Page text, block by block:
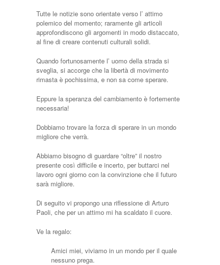
Tutte le notizie sono orientate verso l’ attimo
polemico del momento; raramente gli articoli
approfondiscono gli argomenti in modo distaccato,
al fine di creare contenuti culturali solidi.
Quando fortunosamente l’ uomo della strada si
sveglia, si accorge che la libertà di movimento
rimasta è pochissima, e non sa come sperare.
Eppure la speranza del cambiamento è fortemente
necessaria!
Dobbiamo trovare la forza di sperare in un mondo
migliore che verrà.
Abbiamo bisogno di guardare “oltre” il nostro
presente così difficile e incerto, per buttarci nel
lavoro ogni giorno con la convinzione che il futuro
sarà migliore.
Di seguito vi propongo una riflessione di Arturo
Paoli, che per un attimo mi ha scaldato il cuore.
Ve la regalo:
Amici miei, viviamo in un mondo per il quale
nessuno prega.